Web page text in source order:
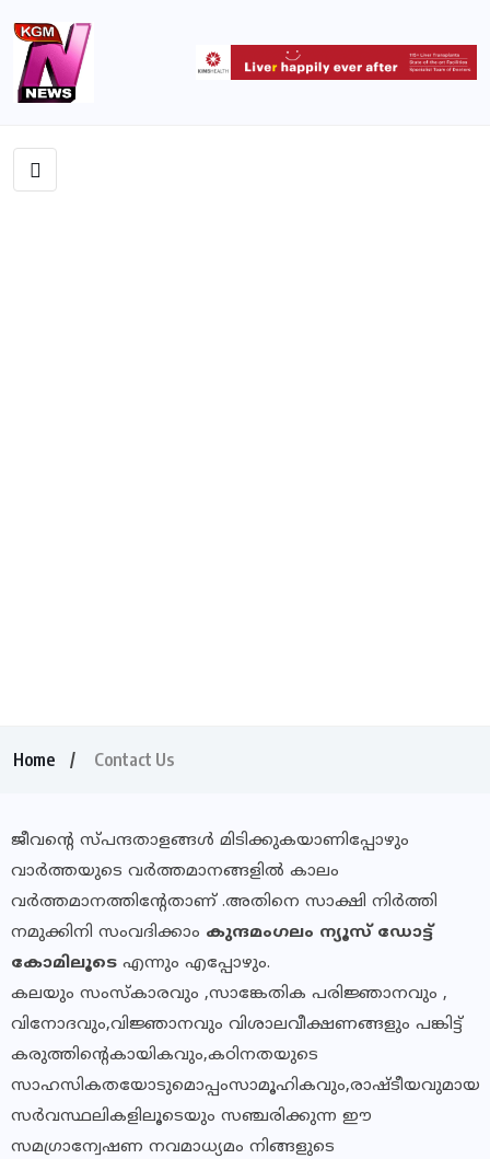
Home Contact Us
ജീവന്റെ സ്പന്ദതാളങ്ങൾ മിടിക്കുകയാണിപ്പോഴും
വാർത്തയുടെ വർത്തമാനങ്ങളിൽ കാലം
വർത്തമാനത്തിന്റേതാണ് .അതിനെ സാക്ഷി നിർത്തി
നമുക്കിനി സംവദിക്കാം കുന്ദമംഗലം ന്യൂസ് ഡോട്ട്
കോമിലൂടെ എന്നും എപ്പോഴും.
കലയും സംസ്കാരവും ,സാങ്കേതിക പരിജ്ഞാനവും ,
വിനോദവും,വിജ്ഞാനവും വിശാലവീക്ഷണങ്ങളും പങ്കിട്ട്
കരുത്തിന്റെകായികവും,കഠിനതയുടെ
സാഹസികതയോടുമൊപ്പംസാമൂഹികവും,രാഷ്ടീയവുമായ
സർവസ്ഥലികളിലൂടെയും സഞ്ചരിക്കുന്ന ഈ
സമഗ്രാന്വേഷണ നവമാധ്യമം നിങ്ങളുടെ